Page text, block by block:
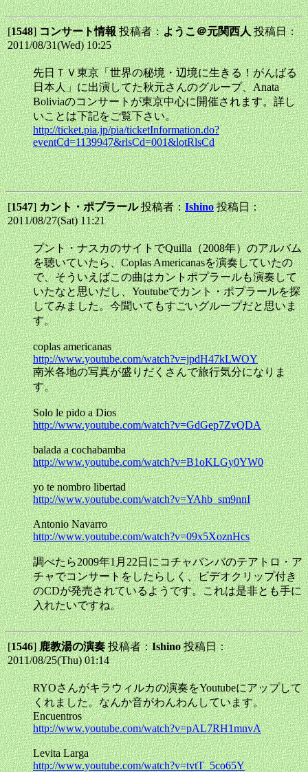
[1548]コンサート情報投稿者：ようこ＠元関西人投稿日：
2011/08/31(Wed) 10:25
先日ＴＶ東京「世界の秘境・辺境に生きる！がんばる
日本人」に出演してた秋元さんのグループ、Anata
Boliviaのコンサートが東京中心に開催されます。詳し
いことは下記をご覧下さい。
http://ticket.pia.jp/pia/ticketInformation.do?
eventCd=1139947&rlsCd=001&lotRlsCd
[1547]カント・ポプラール投稿者：Ishino 投稿日：
2011/08/27(Sat) 11:21
プント・ナスカのサイトでQuilla（2008年）のアルバム
を聴いていたら、Coplas Americanasを演奏していたの
で、そういえばこの曲はカントポプラールも演奏して
いたなと思いだし、Youtubeでカント・ポプラールを探
してみました。今聞いてもすごいグループだと思いま
す。
coplas americanas
http://www.youtube.com/watch?v=jpdH47kLWOY
南米各地の写真が盛りだくさんで旅行気分になりま
す。
Solo le pido a Dios
http://www.youtube.com/watch?v=GdGep7ZvQDA
balada a cochabamba
http://www.youtube.com/watch?v=B1oKLGy0YW0
yo te nombro libertad
http://www.youtube.com/watch?v=YAhb_sm9nnI
Antonio Navarro
http://www.youtube.com/watch?v=09x5XoznHcs
調べたら2009年1月22日にコチャバンバのテアトロ・ア
チャでコンサートをしたらしく、ビデオクリップ付き
のCDが発売されているようです。これは是非とも手に
入れたいですね。
[1546]鹿教湯の演奏投稿者：Ishino投稿日：
2011/08/25(Thu) 01:14
RYOさんがキラウィルカの演奏をYoutubeにアップして
くれました。なんか音がわんわんしています。
Encuentros
http://www.youtube.com/watch?v=pAL7RH1mnvA
Levita Larga
http://www.youtube.com/watch?v=tvtT_5co65Y